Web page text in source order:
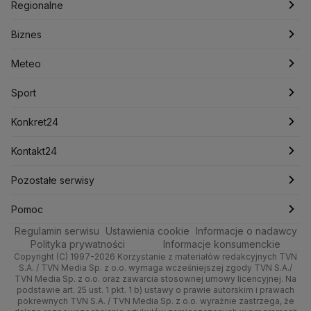
Kryptowaluty
Lotnisko Chopina
Mariusz Błaszczak
Mark Zuckerberg
Ministerstwo Aktywów Państwowych
Ministerstwo Infrastruktury
Ministerstwo Rolnictwa
Ministerstwo Rozwoju i Technologii
Ministerstwo Sportu i Turystyki
Ministerstwo Cyfryzacji
Ministerstwo Edukacji Narodowej
Ministerstwo Finansów
Polska
Biznes
Meteo
Sport
Zdrowie
Technologia
Quizy
Tematy
Filmy dokumentalne
Podcasty
Artykuły
Newslettery
Oglądaj Fakty
Fakty po Faktach
Fakty o Świecie
Ludzie Faktów
Regionalne
Warszawa
Łódź
Katowice
Kraków
Poznań
Trójmiasto
Kielce
Kujawsko-pomorskie
Lublin
Biznes
Najnowsze
Notowania
Pieniądze
Nieruchomości
Rynki
Dla firm
Handel
Ze świata
Tech
Meteo
Pogoda godzinowa
Pogoda długoterminowa
Pogoda na jutro
Pogoda na weekend
Najnowsze
Polska
Prognoza
Świat
Sport
Piłka Nożna
Tenis
Kolarstwo
Skoki Narciarskie
Sporty zimowe
Lekkoatletyka
Siatkówka
Konkret24
Najnowsze
Polska
Świat
Polityka
Zdrowie
Tech
Kontakt24
Najnowsze
Gorące Tematy
Wyślij zgłoszenie
Pozostałe serwisy
TVN
Dzień Dobry TVN
Uwaga TVN
HGTV
Pomoc
Centrum pomocy
Test zgodności
Oglądaj na TV
Regulamin serwisu Ustawienia cookie
Informacje o nadawcy
Polityka prywatności
Informacje konsumenckie
Copyright (C) 1997-2026 Korzystanie z materiałów redakcyjnych TVN
S.A. / TVN Media Sp. z o.o. wymaga wcześniejszej zgody TVN S.A./
TVN Media Sp. z o.o. oraz zawarcia stosownej umowy licencyjnej. Na
podstawie art. 25 ust. 1 pkt. 1 b) ustawy o prawie autorskim i prawach
pokrewnych TVN S.A. / TVN Media Sp. z o.o. wyraźnie zastrzega, że